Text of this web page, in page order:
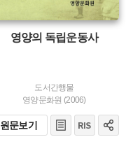
영양의 독립운동사
도서간행물
영양문화원 (2006)
원문보기